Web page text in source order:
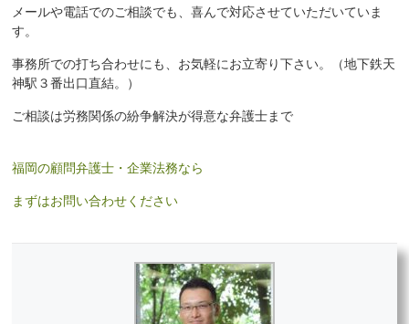
メールや電話でのご相談でも、喜んで対応させていただいていま
す。
事務所での打ち合わせにも、お気軽にお立寄り下さい。（地下鉄天
神駅３番出口直結。）
ご相談は労務関係の紛争解決が得意な弁護士まで
福岡の顧問弁護士・企業法務なら
まずはお問い合わせください